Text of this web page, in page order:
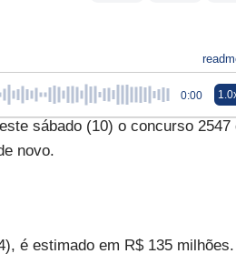
0:00
sábado (10) o concurso 2547
novo.
é estimado em R$ 135 milhões.